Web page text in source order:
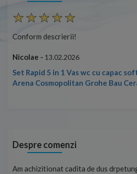
Conform descrierii!
Nicolae - 13.02.2026
Set Rapid 5 in 1 Vas wc cu capac
Arena Cosmopolitan Grohe Bau
Despre comenzi
Am achizitionat cadita de dus